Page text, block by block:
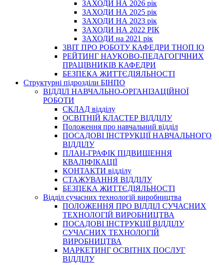
ЗАХОДИ НА 2026 рік
ЗАХОДИ НА 2025 рік
ЗАХОДИ НА 2023 рік
ЗАХОДИ НА 2022 РІК
ЗАХОДИ на 2021 рік
3BIT ПРО РОБОТУ КАФЕДРИ ТНОП ІО
РЕЙТИНГ НАУКОВО-ПЕДАГОГІЧНИХ
ПРАЦІВНИКІВ КАФЕДРИ
БЕЗПЕКА ЖИТТЄДІЯЛЬНОСТІ
Структурні підрозділи БІНПО
ВІДДІЛ НАВЧАЛЬНО-ОРГАНІЗАЦІЙНОЇ
РОБОТИ
СКЛАД відділу
ОСВІТНІЙ КЛАСТЕР ВІДДІЛУ
Положення про навчальний вiддiл
ПОСАДОВІ ІНСТРУКЦІЇ НАВЧАЛЬНОГО
ВІДДІЛУ
ПЛАН-ГРАФІК ПІДВИЩЕННЯ
КВАЛІФІКАЦІЇ
КОНТАКТИ відділу
СТАЖУВАННЯ ВІДДІЛУ
БЕЗПЕКА ЖИТТЄДІЯЛЬНОСТІ
Відділ сучасних технологій виробництва
ПОЛОЖЕННЯ ПРО ВІДДІЛ СУЧАСНИХ
ТЕХНОЛОГІЙ ВИРОБНИЦТВА
ПОСАДОВІ ІНСТРУКЦІЇ ВІДДІЛУ
СУЧАСНИХ ТЕХНОЛОГІЙ
ВИРОБНИЦТВА
МАРКЕТИНГ ОСВІТНІХ ПОСЛУГ
ВІДДІЛУ